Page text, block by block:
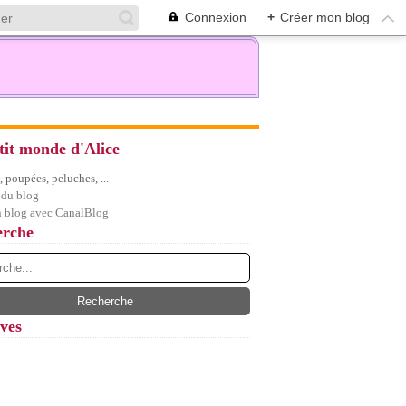
Connexion + Créer mon blog
monde d'Alice
poupées, peluches, ...
blog
blog avec CanalBlog